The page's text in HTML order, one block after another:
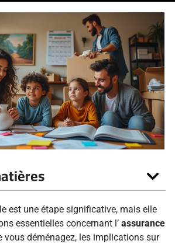
est une étape significative, mais elle
essentielles concernant l’ assurance
vous déménagez, les implications sur